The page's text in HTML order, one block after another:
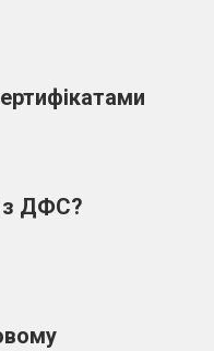
з ДФС?